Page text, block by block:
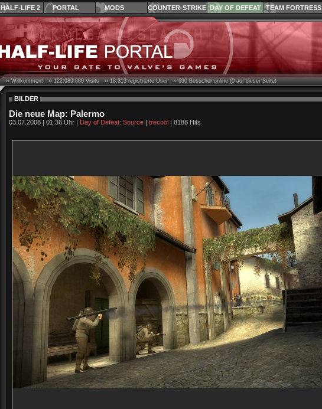
HALF-LIFE 2 PORTAL MODS COUNTER-STRIKE DAY OF DEFEAT TEAM FORTRESS
›› Willkommen! ››122.989.880Visits ››18.313registrierte User ››630Besucher online (0 auf dieser Seite)
BILDER
Die neue Map: Palermo
03.07.2008 | 01:36 Uhr | Day of Defeat: Source| trecool| 8188 Hits